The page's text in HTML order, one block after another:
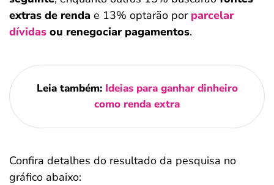
extras de renda e 13% optarão por parcelar
dívidas ou renegociar pagamentos.
Leia também: Ideias para ganhar dinheiro
como renda extra
Confira detalhes do resultado da pesquisa no
gráfico abaixo: